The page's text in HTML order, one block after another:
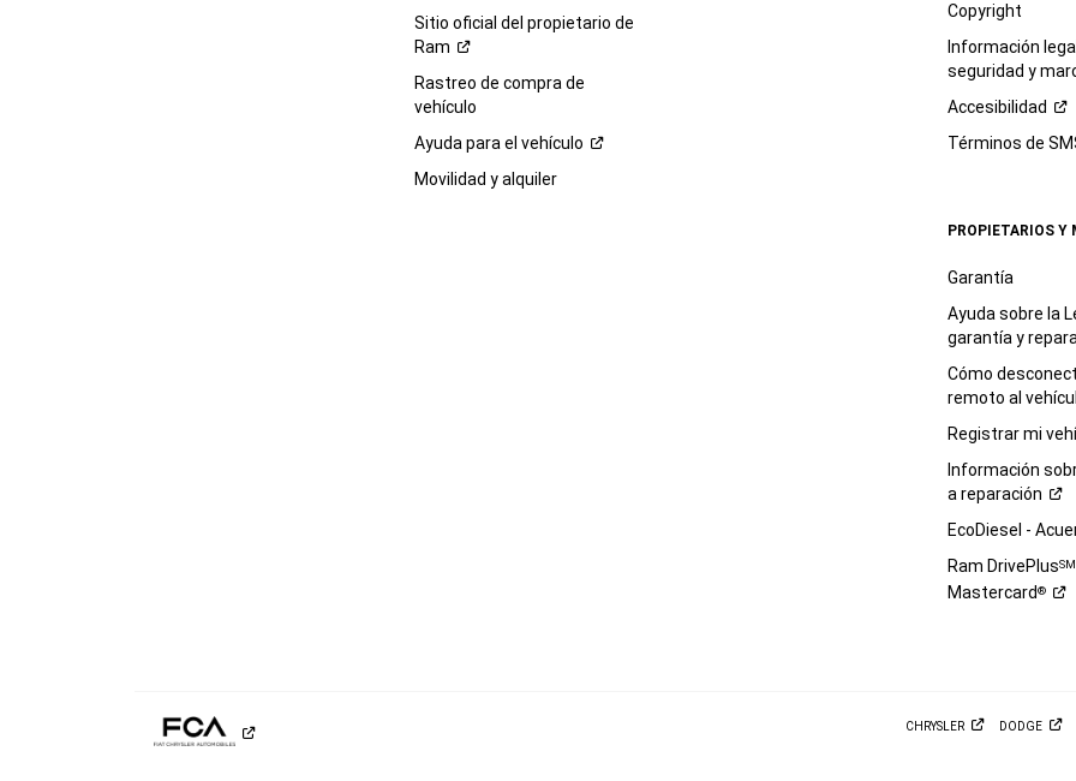
Sitio oficial del propietario de
Ram
Rastreo de compra de
vehículo
Ayuda para el vehículo
Movilidad y alquiler
Copyright
Información
seguridad y
Accesibilidad
Términos de
PROPIETARIOS Y
Garantía
Ayuda sobre la
garantía y
Cómo
remoto al
Registrar mi
Información
areparación
EcoDiesel -
Ram DrivePlusSM
Mastercard®
CHRYSLER DODGE